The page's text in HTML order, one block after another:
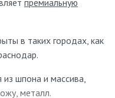
в таких городах, как
шпона и массива,
металл.